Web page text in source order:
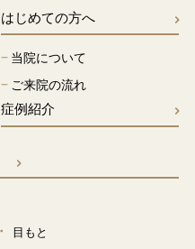
はじめての方へ
−当院について
− ご来院の流れ
症例紹介
目もと